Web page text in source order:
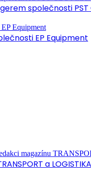
společnosti PST
EP Equipment
a